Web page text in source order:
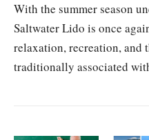
With the summer season
Saltwater Lido is once
relaxation, recreation, and
traditionally associated